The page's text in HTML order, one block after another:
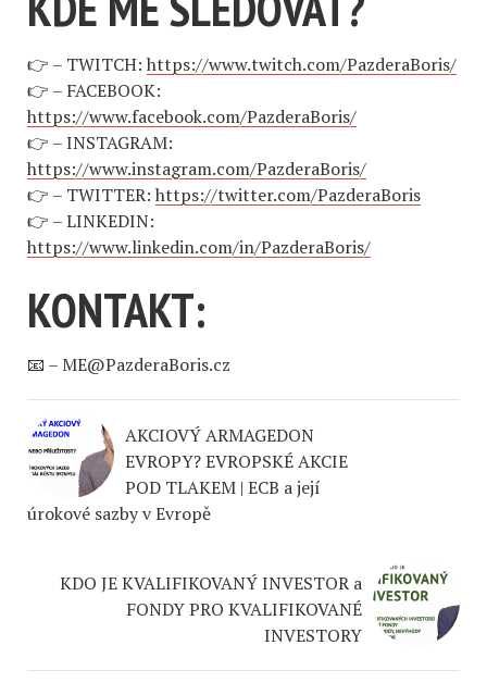
👉 – TWITCH: https://www.twitch.com/PazderaBoris/
👉 – FACEBOOK:
https://www.facebook.com/PazderaBoris/
👉 – INSTAGRAM:
https://www.instagram.com/PazderaBoris/
👉 – TWITTER: https://twitter.com/PazderaBoris
👉 – LINKEDIN:
https://www.linkedin.com/in/PazderaBoris/
KONTAKT:
📧 –ME@PazderaBoris.cz
AKCIOVÝ ARMAGEDON
EVROPY? EVROPSKÉ AKCIE
POD TLAKEM | ECB a její
úrokové sazby v Evropě
KDO JE KVALIFIKOVANÝ INVESTOR a
FONDY PRO KVALIFIKOVANÉ
INVESTORY